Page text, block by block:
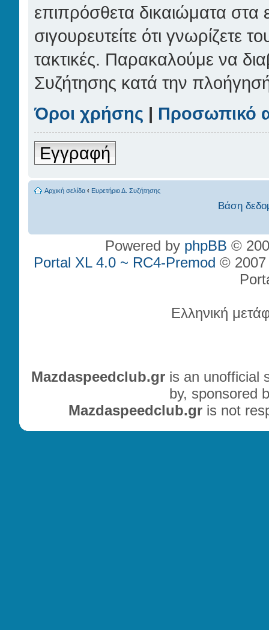
επιπρόσθετα δικαιώματα στα
σιγουρευτείτε ότι γνωρίζετε
τακτικές. Παρακαλούμε να
Συζήτησης κατά την
Όροι χρήσης | Προσωπικό
Εγγραφή
Αρχική σελίδα ‹ Ευρετήριο Δ. Συζήτησης
Βάση
Powered by phpBB ©
Portal XL 4.0 ~ RC4-Premod © 2007
Ελληνική
Mazdaspeedclub.gris an unofficial
by, sponsored
Mazdaspeedclub.gris not